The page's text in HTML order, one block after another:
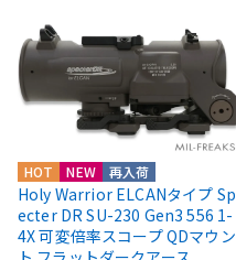
HOT NEW 再入荷
Holy Warrior ELCANタイプ Sp
ecter DR SU-230 Gen3 556 1-
4X 可変倍率スコープ QDマウン